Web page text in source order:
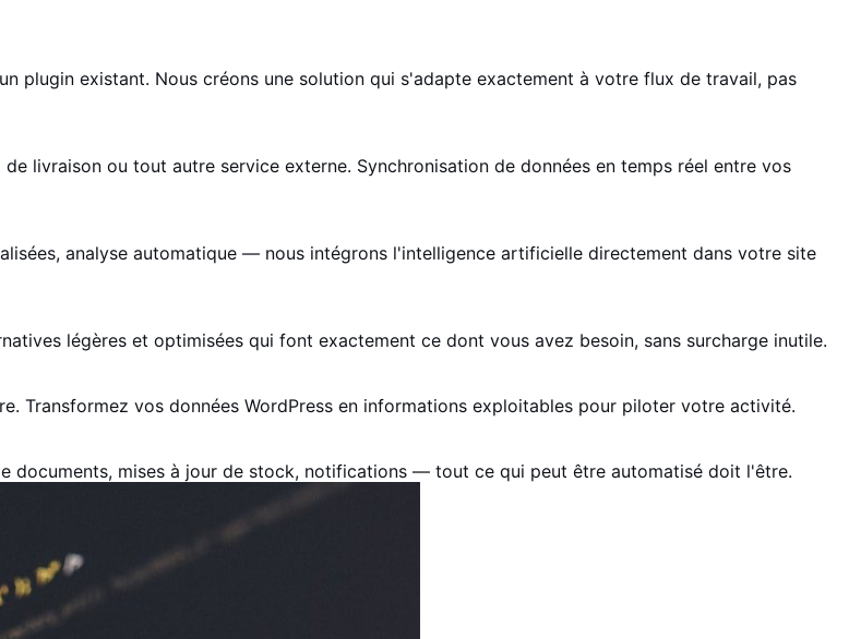
plugin existant. Nous créons une solution qui s'adapte exactement à votre flux de travail, pas
livraison ou tout autre service externe. Synchronisation de données en temps réel entre vos
analyse automatique — nous intégrons l'intelligence artificielle directement dans votre site
légères et optimisées qui font exactement ce dont vous avez besoin, sans surcharge inutile.
Transformez vos données WordPress en informations exploitables pour piloter votre activité.
documents, mises à jour de stock, notifications — tout ce qui peut être automatisé doit l'être.